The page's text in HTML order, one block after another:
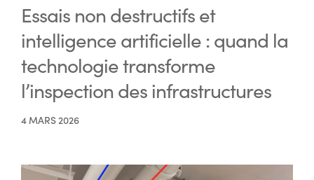
Essais non destructifs et
intelligence artificielle : quand la
technologie transforme
l’inspection des infrastructures
4 MARS 2026